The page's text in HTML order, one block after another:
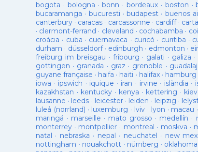
bogota · bologna ·bonn ·bordeaux · boston ·
bucaramanga · bucuresti · budapest · buenos
canterbury · caracas · carcassonne · cardiff·
· clermont-ferrand · cleveland · cochabamba ·
croàcia · cuba · cuernavaca · curicó · curitiba ·
durham · düsseldorf· edinburgh · edmonton ·
freiburg im breisgau · fribourg · galati · galiza ·
gottingen · granada · graz · grenoble ·
guyane française · haifa · haiti · halifax· hamburg
iowa · ipswich · iquique · iran · irvine · islàndia ·
kazakhstan · kentucky · kenya · kettering · kiev
lausanne · leeds · leicester· leiden · leipzig ·
luleå (norrland) · luxemburg · lviv · lyon · macau ·
maringá · marseille · mato grosso · medellín ·
monterrey · montpellier · montreal · moskva ·
natal · nebraska · nepal · neuchatel · new
nottingham · nouakchott · nürnberg · oklahoma